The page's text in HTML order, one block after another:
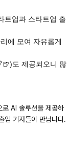
트업과 스타트업 출
에 모여 자유롭게
도 제공되오니 많
로 AI 솔루션을 제공하
입 기자들이 만납니다.